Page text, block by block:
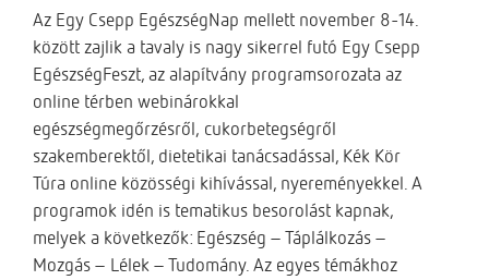
Az Egy Csepp EgészségNap mellett november 8-14.
között zajlik a tavaly is nagy sikerrel futó Egy Csepp
EgészségFeszt, az alapítvány programsorozata az
online térben webinárokkal
egészségmegőrzésről, cukorbetegségről
szakemberektől, dietetikai tanácsadással, Kék Kör
Túra online közösségi kihívással, nyereményekkel. A
programok idén is tematikus besorolást kapnak,
melyek a következők: Egészség – Táplálkozás –
Mozgás – Lélek – Tudomány. Az egyes témákhoz